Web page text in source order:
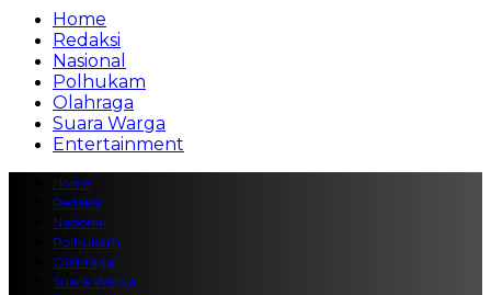
Home
Redaksi
Nasional
Polhukam
Olahraga
Suara Warga
Entertainment
Home
Redaksi
Nasional
Polhukam
Olahraga
Suara Warga